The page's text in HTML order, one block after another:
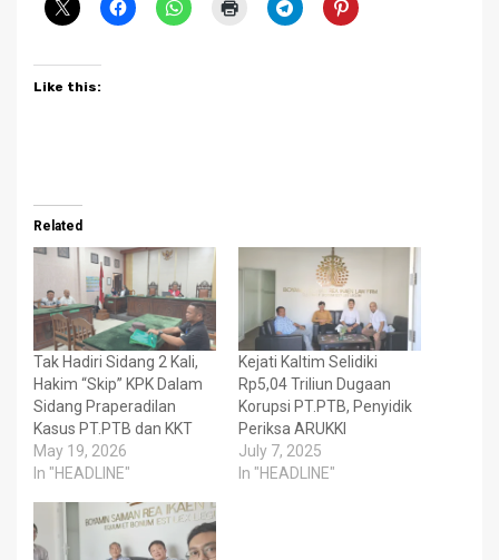
Like this:
Related
Tak Hadiri Sidang 2 Kali,
Hakim “Skip” KPK Dalam
Sidang Praperadilan
Kasus PT.PTB dan KKT
May 19, 2026
In "HEADLINE"
Kejati Kaltim Selidiki
Rp5,04 Triliun Dugaan
Korupsi PT.PTB, Penyidik
Periksa ARUKKI
July 7, 2025
In "HEADLINE"